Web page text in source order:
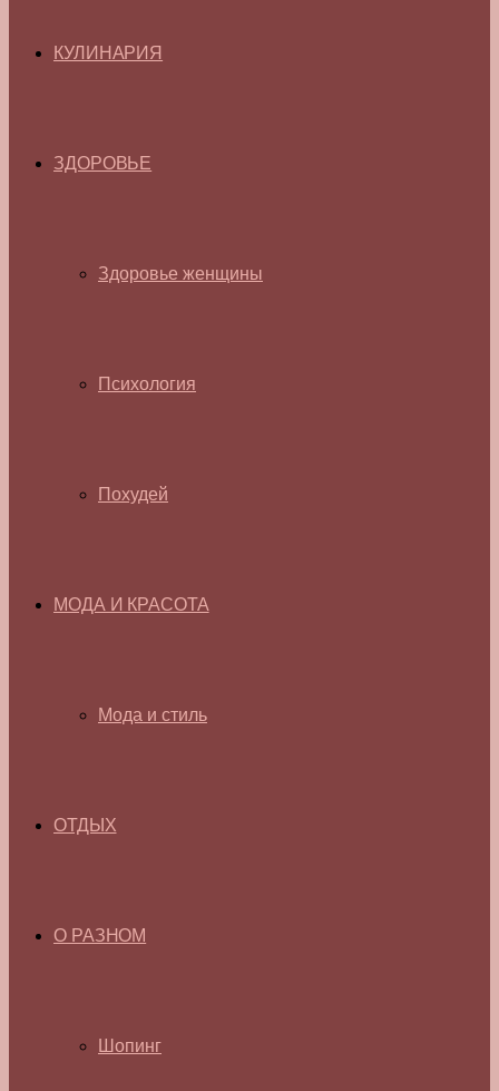
КУЛИНАРИЯ
ЗДОРОВЬЕ
Здоровье женщины
Психология
Похудей
МОДА И КРАСОТА
Мода и стиль
ОТДЫХ
О РАЗНОМ
Шопинг